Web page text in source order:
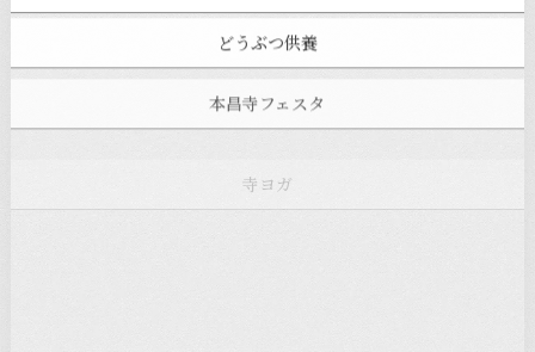
どうぶつ供養
寺ヨガ
お知らせ